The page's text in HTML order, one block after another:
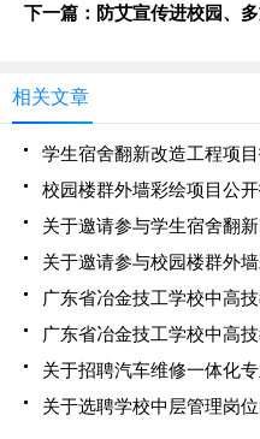
下一篇：防艾宣传进校园、
相关文章
学生宿舍翻新改造工程项
校园楼群外墙彩绘项目公
关于邀请参与学生宿舍翻
关于邀请参与校园楼群外
关于选聘学校中层管理岗